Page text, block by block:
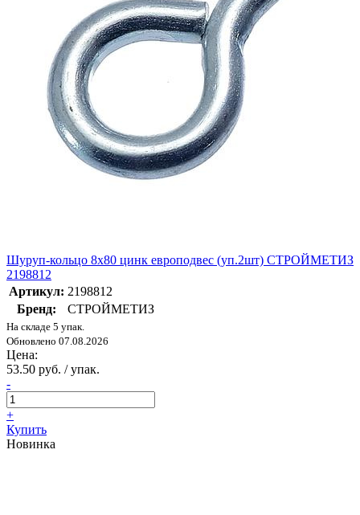
Шуруп-кольцо 8х80 цинк европодвес (уп.2шт) СТРОЙМЕТИЗ
2198812
Артикул: 2198812
Бренд:
СТРОЙМЕТИЗ
На складе 5 упак.
Обновлено 07.08.2026
Цена:
53.50 руб. / упак.
-
+
Купить
Новинка